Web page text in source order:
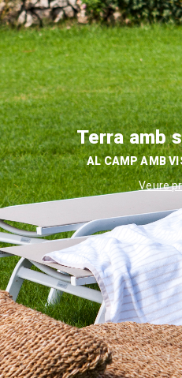
Terra amb
AL CAMP AMB
Veure